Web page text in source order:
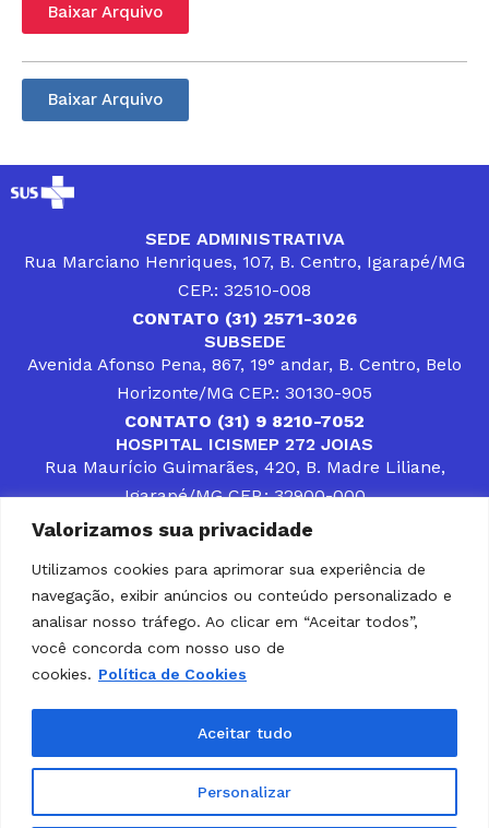
Valorizamos sua privacidade
Utilizamos cookies para aprimorar sua experiência de
navegação, exibir anúncios ou conteúdo personalizado e
analisar nosso tráfego. Ao clicar em “Aceitar todos”,
você concorda com nosso uso de
cookies. Política de Cookies
Personalizar
Aceitar tudo
Baixar Arquivo
Baixar Arquivo
SEDE ADMINISTRATIVA
Rua Marciano Henriques, 107, B. Centro, Igarapé/MG
CEP.: 32510-008
CONTATO (31) 2571-3026
SUBSEDE
Avenida Afonso Pena, 867, 19° andar, B. Centro, Belo
Horizonte/MG CEP.: 30130-905
CONTATO (31) 9 8210-7052
HOSPITAL ICISMEP 272 JOIAS
Rua Maurício Guimarães, 420, B. Madre Liliane,
Igarapé/MG CEP.: 32900-000
CONTATOS (31) 3512-4400 ou (31) 9 8309-8660
DESENVOLVER SOLUÇÕES, AÇÕES E SERVIÇOS
PÚBLICOS QUE COMPLEMENTEM A ASSISTÊNCIA À
POPULAÇÃO DA REGIÃO EM QUE ATUA, SENDO
PARCEIRO DOS MUNICÍPIOS CONSORCIADOS NA
SOLUÇÃO DE DIFICULDADES ENFRENTADAS POR
GESTORES MUNICIPAIS, É O COMPROMISSO DO
ICISMEP.
Home Institucional Municípios
Portal da Integridade
LGPD